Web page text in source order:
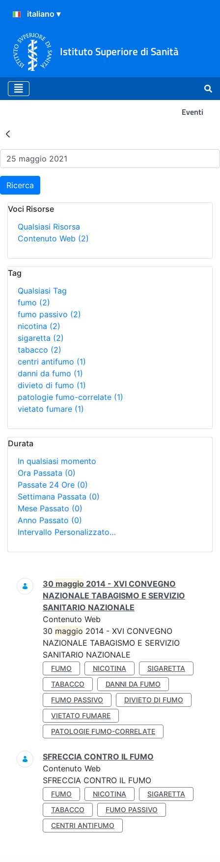
Istituto Superiore di Sanità
Eventi
Risultati della Ricerca -
Ricerca
Voci Risorse
Qualsiasi Risorsa
Contenuto Web (2)
Tag
Qualsiasi Tag
fumo (2)
fumo passivo (2)
nicotina (2)
sigaretta (2)
tabacco (2)
centri antifumo (1)
danni da fumo (1)
divieto di fumo (1)
patologie fumo-correlate (1)
vietato fumare (1)
Durata
In qualsiasi momento
Ora Passata (0)
Passate 24 Ore (0)
Settimana Passata (0)
Mese Passato (0)
Anno Passato (0)
Intervallo Personalizzato…
Ricerca
30 maggio 2014 - XVI CONVEGNO
NAZIONALE TABAGISMO E SERVIZIO
SANITARIO NAZIONALE
Contenuto Web
30 maggio 2014 - XVI CONVEGNO
NAZIONALE TABAGISMO E SERVIZIO
SANITARIO NAZIONALE
FUMO NICOTINA
SIGARETTA
TABACCO
DANNI DA FUMO
FUMO PASSIVO
DIVIETO DI FUMO
VIETATO FUMARE
PATOLOGIE FUMO-CORRELATE
SFRECCIA CONTRO IL FUMO
Contenuto Web
SFRECCIA CONTRO IL FUMO
FUMO NICOTINA
SIGARETTA
TABACCO
FUMO PASSIVO
CENTRI ANTIFUMO